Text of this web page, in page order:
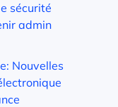
sécurité
admin
Nouvelles